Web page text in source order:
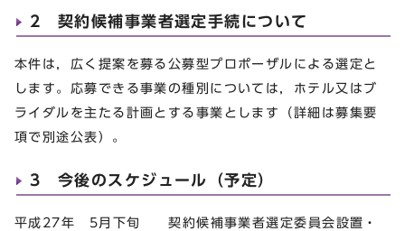
2 契約候補事業者選定手続について
本件は，広く提案を募る公募型プロポーザルによる選定と
します。応募できる事業の種別については，ホテル又はブ
ライダルを主たる計画とする事業とします（詳細は募集要
項で別途公表）。
3 今後のスケジュール（予定）
平成27年 5月下旬 契約候補事業者選定委員会設置・